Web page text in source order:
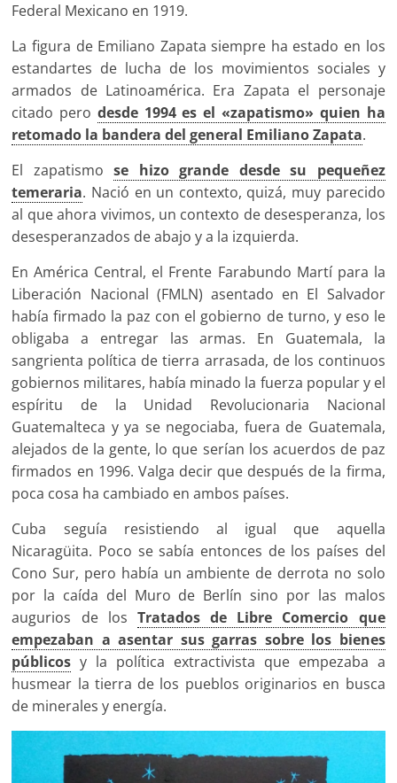
Federal Mexicano en 1919.
La figura de Emiliano Zapata siempre ha estado en los
estandartes de lucha de los movimientos sociales y
armados de Latinoamérica. Era Zapata el personaje
citado pero desde 1994 es el «zapatismo» quien ha
retomado la bandera del general Emiliano Zapata.
El zapatismose hizo grande desde su pequeñez
temeraria. Nació en un contexto, quizá, muy parecido
al que ahora vivimos, un contexto de desesperanza, los
desesperanzados de abajo y a la izquierda.
En América Central, el Frente Farabundo Martí para la
Liberación Nacional (FMLN) asentado en El Salvador
había firmado la paz con el gobierno de turno, y eso le
obligaba a entregar las armas. En Guatemala, la
sangrienta política de tierra arrasada, de los continuos
gobiernos militares, había minado la fuerza popular y el
espíritu de la Unidad Revolucionaria Nacional
Guatemalteca y ya se negociaba, fuera de Guatemala,
alejados de la gente, lo que serían los acuerdos de paz
firmados en 1996. Valga decir que después de la firma,
poca cosa ha cambiado en ambos países.
Cuba seguía resistiendo al igual que aquella
Nicaragüita. Poco se sabía entonces de los países del
Cono Sur, pero había un ambiente de derrota no solo
por la caída del Muro de Berlín sino por las malos
augurios de los Tratados de Libre Comercio que
empezaban a asentar sus garras sobre los bienes
públicos y la política extractivista que empezaba a
husmear la tierra de los pueblos originarios en busca
de minerales y energía.